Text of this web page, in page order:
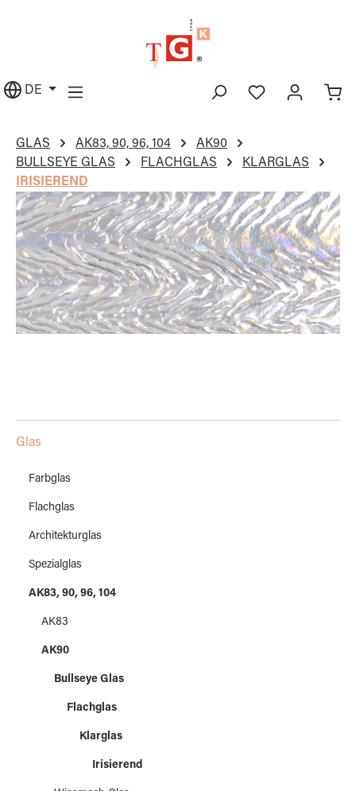
DE
GLAS AK83, 90, 96, 104
AK90
BULLSEYE GLAS
FLACHGLAS
KLARGLAS
IRISIEREND
Glas
Farbglas
Flachglas
Architekturglas
Spezialglas
AK83, 90, 96, 104
AK83
AK90
Bullseye Glas
Flachglas
Klarglas
Irisierend